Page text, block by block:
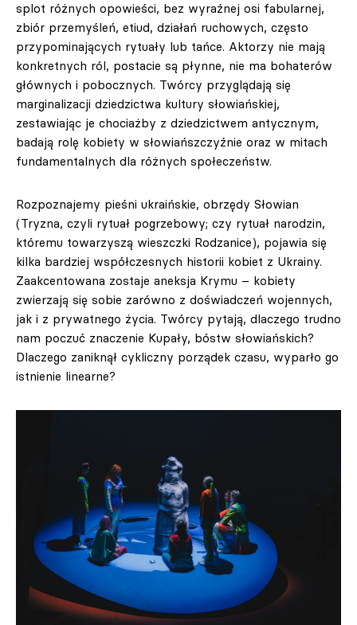
splot różnych opowieści, bez wyraźnej osi fabularnej,
zbiór przemyśleń, etiud, działań ruchowych, często
przypominających rytuały lub tańce. Aktorzy nie mają
konkretnych ról, postacie są płynne, nie ma bohaterów
głównych i pobocznych. Twórcy przyglądają się
marginalizacji dziedzictwa kultury słowiańskiej,
zestawiając je chociażby z dziedzictwem antycznym,
badają rolę kobiety w słowiańszczyźnie oraz w mitach
fundamentalnych dla różnych społeczeństw.
Rozpoznajemy pieśni ukraińskie, obrzędy Słowian
(Tryzna, czyli rytuał pogrzebowy; czy rytuał narodzin,
któremu towarzyszą wieszczki Rodzanice), pojawia się
kilka bardziej współczesnych historii kobiet z Ukrainy.
Zaakcentowana zostaje aneksja Krymu – kobiety
zwierzają się sobie zarówno z doświadczeń wojennych,
jak i z prywatnego życia. Twórcy pytają, dlaczego trudno
nam poczuć znaczenie Kupały, bóstw słowiańskich?
Dlaczego zaniknął cykliczny porządek czasu, wyparło go
istnienie linearne?